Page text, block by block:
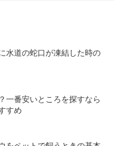
水道の蛇口が凍結した時の
一番安いところを探すなら
すめ